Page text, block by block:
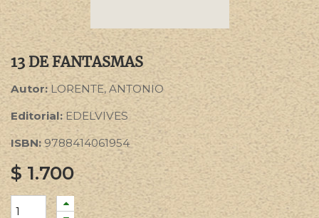
13 DE FANTASMAS
Autor: LORENTE, ANTONIO
Editorial: EDELVIVES
ISBN: 9788414061954
$1.700